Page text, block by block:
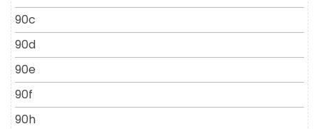
90c
90d
90e
90f
90h